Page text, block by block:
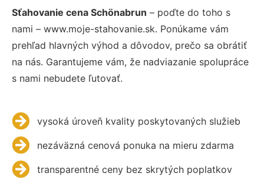
Sťahovanie cena Schönabrun – poďte do toho s
nami – www.moje-stahovanie.sk. Ponúkame vám
prehľad hlavných výhod a dôvodov, prečo sa obrátiť
na nás. Garantujeme vám, že nadviazanie spolupráce
s nami nebudete ľutovať.
vysoká úroveň kvality poskytovaných služieb
nezáväzná cenová ponuka na mieru zdarma
transparentné ceny bez skrytých poplatkov